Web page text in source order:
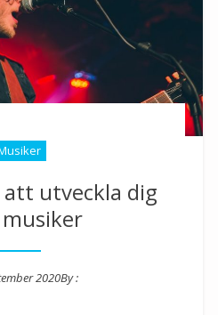
utveckla dig
2020By :